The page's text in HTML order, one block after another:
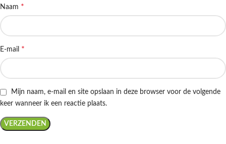
Naam *
E-mail *
Mijn naam, e-mail en site opslaan in deze browser voor de volgende
keer wanneer ik een reactie plaats.